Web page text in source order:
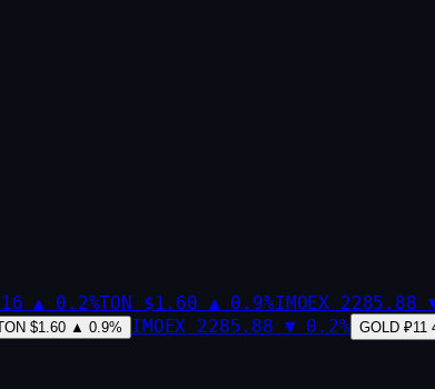
▲ 0.2%TON $1.60 ▲ 0.9%IMOEX 2285.88
$1.60 ▲ 0.9% IMOEX 2285.88 ▼ 0.2% GOLD ₽11